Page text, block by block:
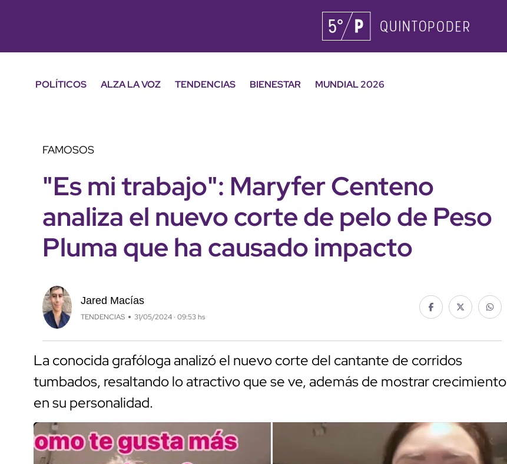
POLÍTICOS ALZA LA VOZ TENDENCIAS BIENESTAR
MUNDIAL 2026
FAMOSOS
"Es mi trabajo": Maryfer Centeno
analiza el nuevo corte de pelo de Peso
Pluma que ha causado impacto
Jared Macías
TENDENCIAS 31/05/2024 · 09:53 hs
La conocida grafóloga analizó el nuevo corte del cantante de corridos
tumbados, resaltando lo atractivo que se ve, además de mostrar crecimiento
en su personalidad.